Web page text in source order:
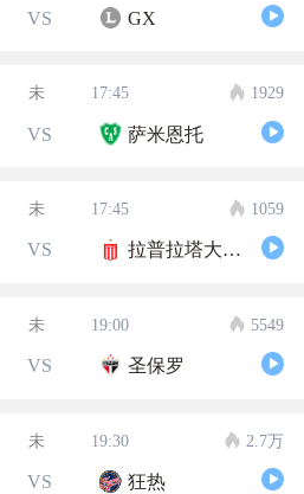
VS GX
未 17:45 1929
VS 萨米恩托
未 17:45 1059
VS 拉普拉塔大学生
未 19:00 5549
VS 圣保罗
未 19:30 2.7万
VS 狂热